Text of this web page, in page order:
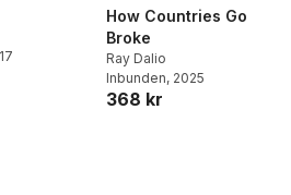
How Countries Go
Broke
Ray Dalio
Inbunden, 2025
368 kr